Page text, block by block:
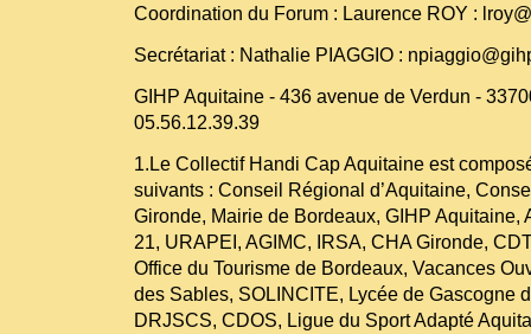
Coordination du Forum : Laurence ROY :
Secrétariat : Nathalie PIAGGIO :
GIHP Aquitaine - 436 avenue de Verdun -
05.56.12.39.39
1.Le Collectif Handi Cap Aquitaine est
suivants : Conseil Régional d’Aquitaine,
Gironde, Mairie de Bordeaux, GIHP Aquitaine,
21, URAPEI, AGIMC, IRSA, CHA Gironde,
Office du Tourisme de Bordeaux, Vacances
des Sables, SOLINCITE, Lycée de Gascogne
DRJSCS, CDOS, Ligue du Sport Adapté